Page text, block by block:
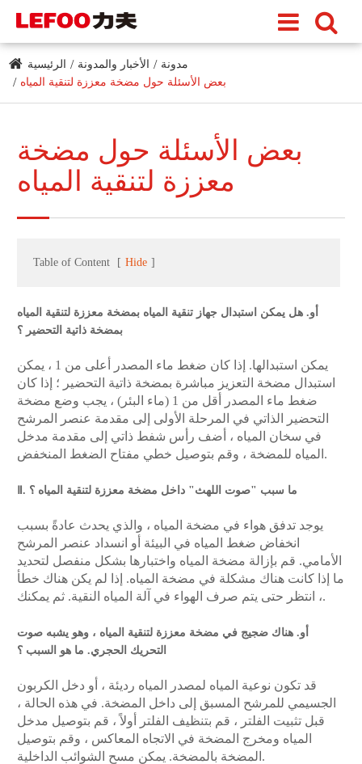
الرئيسية الأخبار والمدونة
مدونة
بعض الأسئلة حول مضخة معززة لتنقية المياه
بعض الأسئلة حول مضخة
معززة لتنقية المياه
Table of Content [ Hide ]
أو. هل يمكن استبدال جهاز تنقية المياه بمضخة معززة لتنقية المياه
بمضخة ذاتية التحضير ؟
يمكن استبدالها. إذا كان ضغط ماء المصدر أعلى من 1 ، يمكن
استبدال مضخة التعزيز مباشرة بمضخة ذاتية التحضير ؛ إذا كان
ضغط ماء المصدر أقل من 1 (ماء البئر) ، يجب وضع مضخة
التحضير الذاتي في المرحلة الأولى إلى مقدمة عنصر المرشح
في سخان المياه ، أضف رأس شفط ذاتي إلى مقدمة مدخل
المياه للمضخة ، وقم بتوصيل خطي مفتاح الضغط المنخفض.
Ⅱ. ما سبب "صوت اللهث" داخل مضخة معززة لتنقية المياه ؟
يوجد تدفق هواء في مضخة المياه ، والذي يحدث عادةً بسبب
انخفاض ضغط المياه في البيئة أو انسداد عنصر المرشح
الأمامي. قم بإزالة مضخة المياه واختبارها بشكل منفصل لتحديد
ما إذا كانت هناك مشكلة في مضخة المياه. إذا لم يكن هناك خطأ
، انتظر حتى يتم صرف الهواء في آلة المياه النقية. ثم يمكنك.
أو. هناك ضجيج في مضخة معززة لتنقية المياه ، وهو يشبه صوت
التحريك الحجري. ما هو السبب ؟
قد تكون نوعية المياه لمصدر المياه رديئة ، أو دخل الكربون
الجسيمي للمرشح المسبق إلى داخل المضخة. في هذه الحالة ،
قبل تثبيت الفلتر ، قم بتنظيف الفلتر أولاً ، قم بتوصيل مدخل
المياه ومخرج المضخة في الاتجاه المعاكس ، وقم بتوصيل
المضخة بالمضخة. يمكن مسح الشوائب الداخلية.